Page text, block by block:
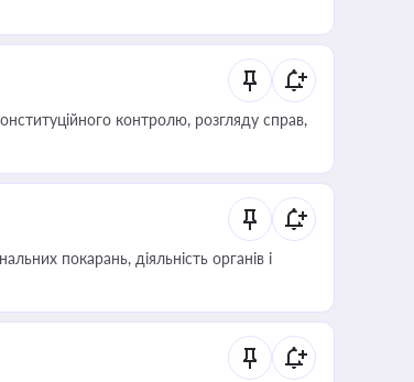
контролю, розгляду справ,
покарань, діяльність органів і